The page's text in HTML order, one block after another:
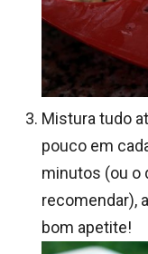
Mistura tudo
pouco em
minutos (ou o
recomendar),
bom apetite!